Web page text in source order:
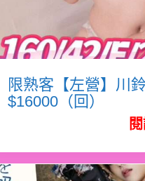
限熟客【左營】川
$16000（回）